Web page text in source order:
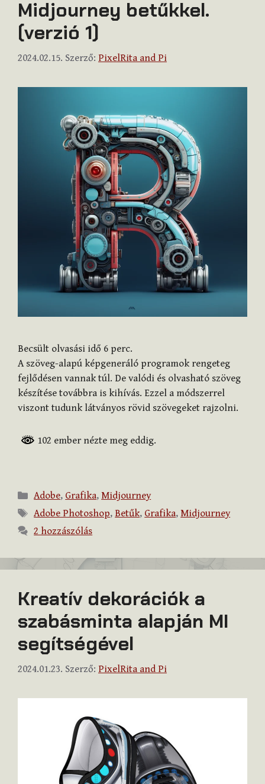
Midjourney betűkkel.
(verzió 1)
2024.02.15. Szerző: PixelRita and Pi
Becsült olvasási idő 6 perc.
A szöveg-alapú képgeneráló programok rengeteg
fejlődésen vannak túl. De valódi és olvasható szöveg
készítése továbbra is kihívás. Ezzel a módszerrel
viszont tudunk látványos rövid szövegeket rajzolni.
102 ember nézte meg eddig.
Kategória
Adobe, Grafika,Midjourney
Címkék
Adobe Photoshop,Betűk, Grafika,Midjourney
2 hozzászólás
Kreatív dekorációk a
szabásminta alapján MI
segítségével
2024.01.23. Szerző: PixelRita and Pi